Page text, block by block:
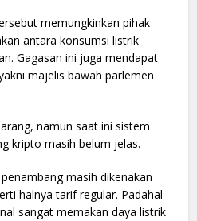
memungkinkan pihak
antara konsumsi listrik
Gagasan ini juga mendapat
majelis bawah parlemen
namun saat ini sistem
kripto masih belum jelas.
masih dikenakan
halnya tarif regular. Padahal
sangat memakan daya listrik